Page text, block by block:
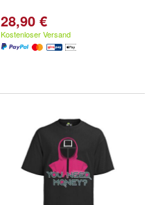
28,90 €
Kostenloser Versand